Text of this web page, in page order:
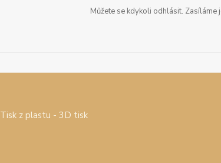
Můžete se kdykoli odhlásit. Zasíláme
Tisk z plastu - 3D tisk